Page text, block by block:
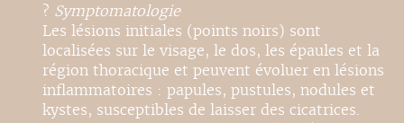
? Symptomatologie
Les lésions initiales (points noirs) sont
localisées sur le visage, le dos, les épaules et la
région thoracique et peuvent évoluer en lésions
inflammatoires : papules, pustules, nodules et
kystes, susceptibles de laisser des cicatrices.